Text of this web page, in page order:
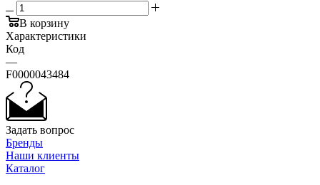
В корзину
Характеристики
Код
—
F0000043484
Задать вопрос
Бренды
Наши клиенты
Каталог